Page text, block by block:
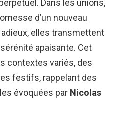
Dans les unions,
d’un nouveau
elles transmettent
apaisante. Cet
contextes variés, des
festifs, rappelant des
évoquées par Nicolas